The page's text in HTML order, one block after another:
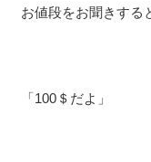
お値段をお聞きする
「100＄だよ」